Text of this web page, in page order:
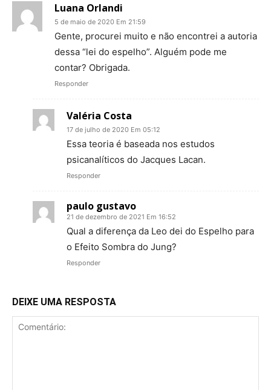
Luana Orlandi
5 de maio de 2020 Em 21:59
Gente, procurei muito e não encontrei a autoria
dessa “lei do espelho”. Alguém pode me
contar? Obrigada.
Responder
Valéria Costa
17 de julho de 2020 Em 05:12
Essa teoria é baseada nos estudos
psicanalíticos do Jacques Lacan.
Responder
paulo gustavo
21 de dezembro de 2021 Em 16:52
Qual a diferença da Leo dei do Espelho para
o Efeito Sombra do Jung?
Responder
DEIXE UMA RESPOSTA